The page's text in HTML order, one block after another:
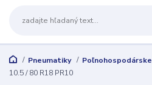
Pneumatiky Poľnohospodárske
10.5 / 80 R18 PR10